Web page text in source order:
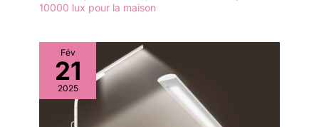
10000 lux pour la maison
Fév
21
2025